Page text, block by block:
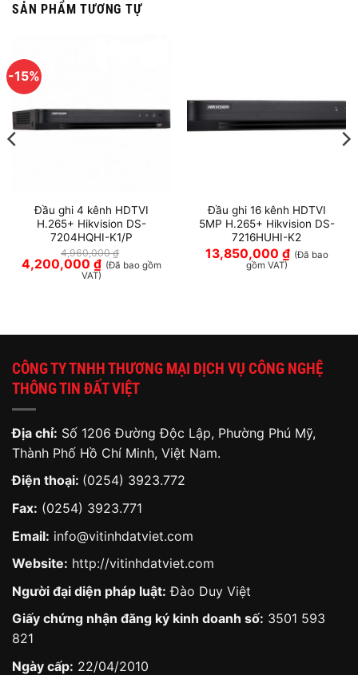
SẢN PHẨM TƯƠNG TỰ
-15%
Đầu ghi 4 kênh HDTVI
H.265+ Hikvision DS-
7204HQHI-K1/P
4,960,000₫
Giá
gốc
4,200,000 ₫Giá
hiện
(Đã bao gồm
VAT)
Đầu ghi 16 kênh HDTVI
5MP H.265+ Hikvision DS-
7216HUHI-K2
13,850,000 ₫ (Đã bao
gồm VAT)
CÔNG TY TNHH THƯƠNG MẠI DỊCH VỤ CÔNG NGHỆ
THÔNG TIN ĐẤT VIỆT
Địa chỉ: Số 1206 Đường Độc Lập, Phường Phú Mỹ,
Thành Phố Hồ Chí Minh, Việt Nam.
Điện thoại: (0254) 3923.772
Fax: (0254) 3923.771
Email: info@vitinhdatviet.com
Website: http://vitinhdatviet.com
Người đại diện pháp luật: Đào Duy Việt
Giấy chứng nhận đăng ký kinh doanh số: 3501 593
821
Ngày cấp: 22/04/2010